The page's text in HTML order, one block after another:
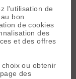
paire de gants
l'utilisation de
bon
de cookies
des
et des offres
ou obtenir
des